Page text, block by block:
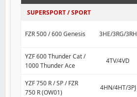
SUPERSPORT / SPORT
FZR 500 / 600 Genesis 3HE/3RG/3RH
YZF 600 Thunder Cat /
1000 Thunder Ace
4TV/4VD
YZF 750 R / SP / FZR
750 R (OW01)
4HN/4HT/3PJ